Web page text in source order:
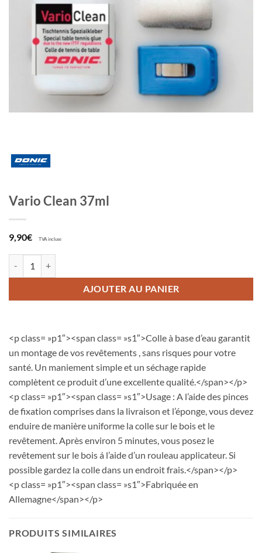
Vario Clean 37ml
9,90€ TVA incluse
AJOUTER AU PANIER
<p class= »p1″><span class= »s1″>Colle à base d’eau garantit
un montage de vos revêtements , sans risques pour votre
santé. Un maniement simple et un séchage rapide
complètent ce produit d’une excellente qualité.</span></p>
<p class= »p1″><span class= »s1″>Usage : A l’aide des pinces
de fixation comprises dans la livraison et l’éponge, vous devez
enduire de manière uniforme la colle sur le bois et le
revêtement. Après environ 5 minutes, vous posez le
revêtement sur le bois á l’aide d’un rouleau applicateur. Si
possible gardez la colle dans un endroit frais.</span></p>
<p class= »p1″><span class= »s1″>Fabriquée en
Allemagne</span></p>
PRODUITS SIMILAIRES